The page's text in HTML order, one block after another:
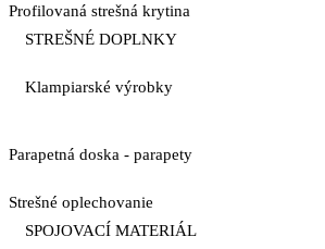
Profilovaná strešná krytina
STREŠNÉ DOPLNKY
Klampiarské výrobky
Parapetná doska - parapety
Strešné oplechovanie
SPOJOVACÍ MATERIÁL